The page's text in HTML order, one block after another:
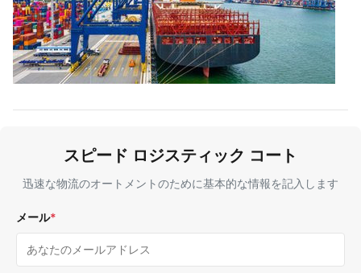
スピード ロジスティック コート
迅速な物流のオートメントのために基本的な情報を記入します
メール*